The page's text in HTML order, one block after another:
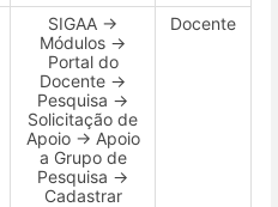
SIGAA →
Módulos →
Portal do
Docente →
Pesquisa →
Solicitação de
Apoio → Apoio
a Grupo de
Pesquisa →
Cadastrar
Docente